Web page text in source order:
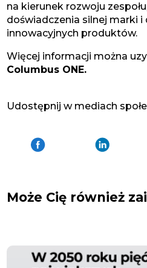
na kierunek rozwoju
doświadczenia silnej marki
innowacyjnych produktów.
Więcej informacji można
Columbus ONE.
Udostępnij w mediach
Może Cię również